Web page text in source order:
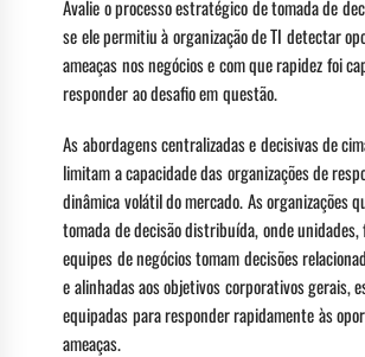
Avalie o processo estratégico de tomada de
se ele permitiu à organização de TI detectar
ameaças nos negócios e com que rapidez foi
responder ao desafio em questão.
As abordagens centralizadas e decisivas de
limitam a capacidade das organizações de
dinâmica volátil do mercado. As organizações
tomada de decisão distribuída, onde unidades,
equipes de negócios tomam decisões
e alinhadas aos objetivos corporativos gerais,
equipadas para responder rapidamente às
ameaças.